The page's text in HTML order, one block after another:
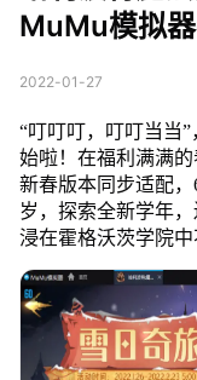
MuMu模拟
2022-01-27
“叮叮叮，叮叮当当
始啦！在福利满满的
新春版本同步适配
岁，探索全新学年
浸在霍格沃茨学院中